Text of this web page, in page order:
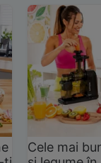
Cele mai